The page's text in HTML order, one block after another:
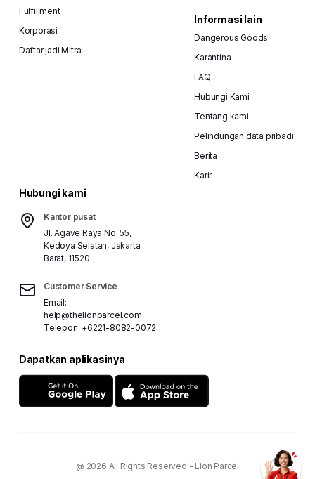
Fulfillment
Korporasi
Daftar jadi Mitra
Informasi lain
Dangerous Goods
Karantina
FAQ
Hubungi Kami
Tentang kami
Pelindungan data pribadi
Berita
Karir
Hubungi kami
Kantor pusat
Jl. Agave Raya No. 55,
Kedoya Selatan, Jakarta
Barat, 11520
Customer Service
Email:
help@thelionparcel.com
Telepon: +6221-8082-0072
Dapatkan aplikasinya
@ 2026 All Rights Reserved - Lion Parcel